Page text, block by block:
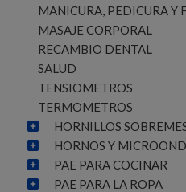
MANICURA, PEDICURA Y
MASAJE CORPORAL
RECAMBIO DENTAL
SALUD
TENSIOMETROS
TERMOMETROS
HORNILLOS
HORNOS Y
PAE PARA COCINAR
PAE PARA LA ROPA